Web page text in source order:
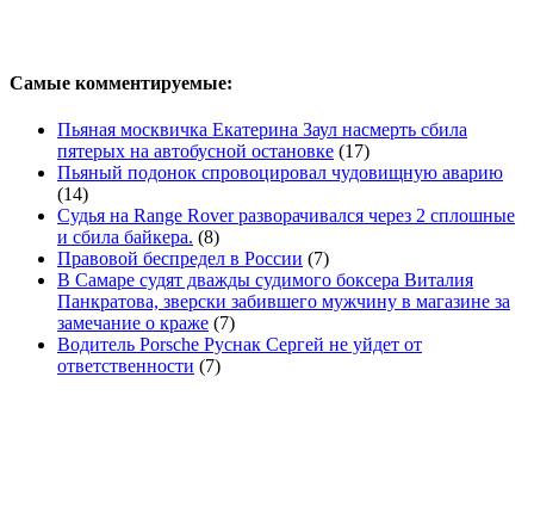
Самые комментируемые:
Пьяная москвичка Екатерина Заул насмерть сбила
пятерых на автобусной остановке (17)
Пьяный подонок спровоцировал чудовищную аварию
(14)
Судья на Range Rover разворачивался через 2 сплошные
и сбила байкера. (8)
Правовой беспредел в России (7)
В Самаре судят дважды судимого боксера Виталия
Панкратова, зверски забившего мужчину в магазине за
замечание о краже (7)
Водитель Porsche Руснак Сергей не уйдет от
ответственности (7)